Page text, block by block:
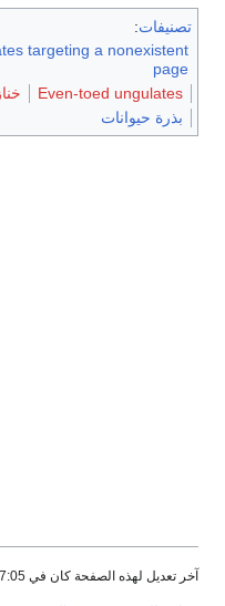
تصنيفات:
targeting a nonexistent
page
Even-toed ungulates
بذرة حيوانات
آخر تعديل لهذه الصفحة كان في 17:05, 22 أكتوبر 2021.